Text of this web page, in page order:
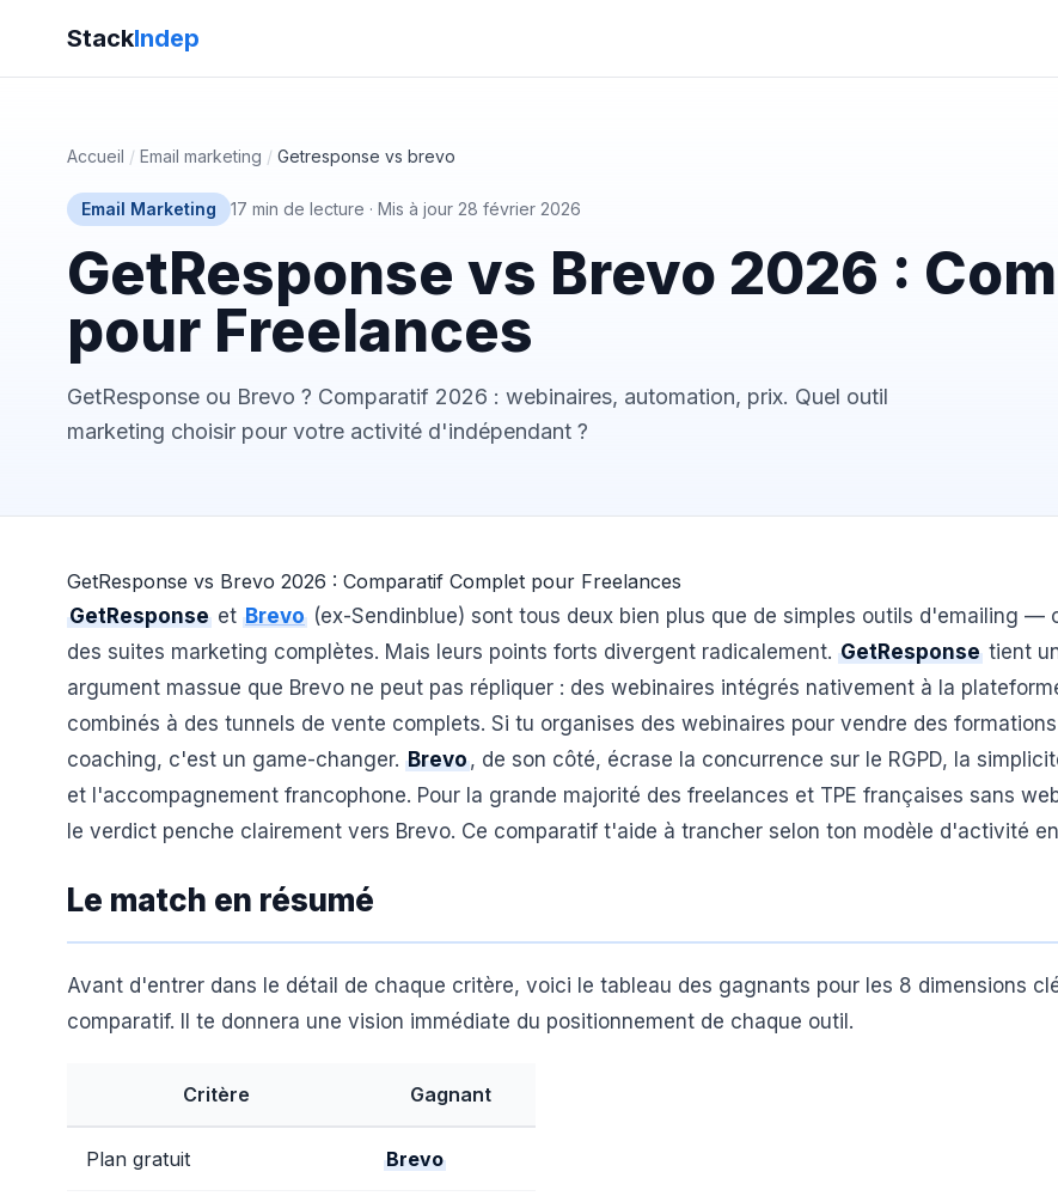
StackIndep
Accueil / Email marketing / Getresponse vs brevo
Email Marketing 17 min de lecture · Mis à jour 28 février 2026
GetResponse vs Brevo 2026 :
pour Freelances
GetResponse ou Brevo ? Comparatif 2026 : webinaires, automation, prix. Quel outil
marketing choisir pour votre activité d'indépendant ?
GetResponse vs Brevo 2026 : Comparatif Complet pour Freelances
GetResponse et Brevo (ex-Sendinblue) sont tous deux bien plus que de simples outils d'emailing —
des suites marketing complètes. Mais leurs points forts divergent radicalement. GetResponse tient
argument massue que Brevo ne peut pas répliquer : des webinaires intégrés nativement à la
combinés à des tunnels de vente complets. Si tu organises des webinaires pour vendre des
coaching, c'est un game-changer. Brevo, de son côté, écrase la concurrence sur le RGPD, la
et l'accompagnement francophone. Pour la grande majorité des freelances et TPE françaises sans
le verdict penche clairement vers Brevo. Ce comparatif t'aide à trancher selon ton modèle d'activité
Le match en résumé
Avant d'entrer dans le détail de chaque critère, voici le tableau des gagnants pour les 8 dimensions
comparatif. Il te donnera une vision immédiate du positionnement de chaque outil.
Critère Gagnant
Plan gratuit Brevo